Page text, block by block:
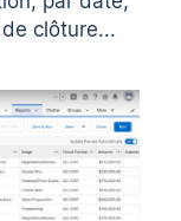
clôture...